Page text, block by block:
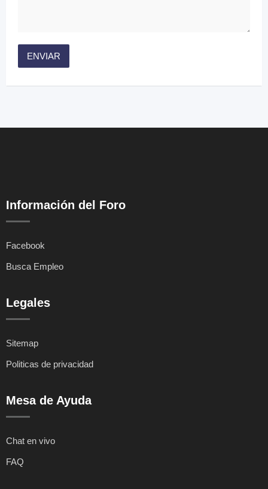
Información del Foro
Facebook
Busca Empleo
Legales
Sitemap
Politicas de privacidad
Mesa de Ayuda
Chat en vivo
FAQ